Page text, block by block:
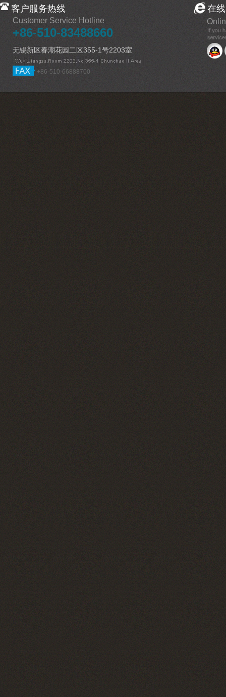
客户服务热线
Customer Service Hotline
+86-510-83488660
无锡新区春潮花园二区355-1号2203室
+86-510-66888700
在